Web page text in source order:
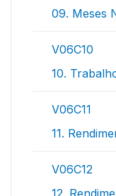
09. Meses
V06C10
10.
V06C11
11.
V06C12